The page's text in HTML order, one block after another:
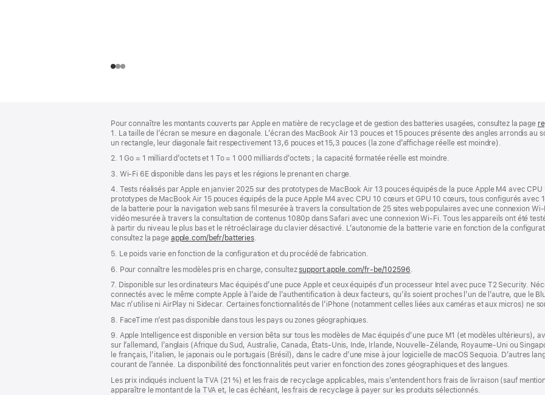
de
page
de
bas
page
Pour connaître les montants couverts par Apple en matière de recyclage et de gestion des batteries usagées, consultez la page
1. La taille de l’écran se mesure en diagonale. L’écran des MacBook Air 13 pouces et 15 pouces présente des angles arrondis au
un rectangle, leur diagonale fait respectivement 13,6 pouces et 15,3 pouces (la zone d’affichage réelle est moindre).
2. 1 Go = 1 milliard d’octets et 1 To = 1 000 milliards d’octets ; la capacité formatée réelle est moindre.
3. Wi-Fi 6E disponible dans les pays et les régions le prenant en charge.
4. Tests réalisés par Apple en janvier 2025 sur des prototypes de MacBook Air 13 pouces équipés de la puce Apple M4 avec
prototypes de MacBook Air 15 pouces équipés de la puce Apple M4 avec CPU 10 cœurs et GPU 10 cœurs, tous configurés avec
de la batterie pour la navigation web sans fil mesurée à travers la consultation de 25 sites web populaires avec une connexion
vidéo mesurée à travers la consultation de contenus 1080p dans Safari avec une connexion Wi-Fi. Tous les appareils ont été
à partir du niveau le plus bas et le rétroéclairage du clavier désactivé. L’autonomie de la batterie varie en fonction de la
consultez la page apple.com/befr/batteries.
5. Le poids varie en fonction de la configuration et du procédé de fabrication.
6. Pour connaître les modèles pris en charge, consultezsupport.apple.com/fr-be/102596
7. Disponible sur les ordinateurs Mac équipés d’une puce Apple et ceux équipés d’un processeur Intel avec puce T2 Security.
connectés avec le même compte Apple à l’aide de l’authentification à deux facteurs, qu’ils soient proches l’un de l’autre, que le
Mac n’utilise ni AirPlay ni Sidecar. Certaines fonctionnalités de l’iPhone (notamment celles liées aux caméras et aux micros) ne
8. FaceTime n’est pas disponible dans tous les pays ou zones géographiques.
9. Apple Intelligence est disponible en version bêta sur tous les modèles de Mac équipés d’une puce M1 (et modèles ultérieurs),
sur l’allemand, l’anglais (Afrique du Sud, Australie, Canada, États-Unis, Inde, Irlande, Nouvelle-Zélande, Royaume-Uni ou
le français, l’italien, le japonais ou le portugais (Brésil), dans le cadre d’une mise à jour logicielle de macOS Sequoia. D’autres
courant de l’année. La disponibilité des fonctionnalités peut varier en fonction des zones géographiques et des langues.
Les prix indiqués incluent la TVA (21 %) et les frais de recyclage applicables, mais s’entendent hors frais de livraison (sauf
apparaître le montant de la TVA et, le cas échéant, les frais de recyclage à payer sur les produits sélectionnés.